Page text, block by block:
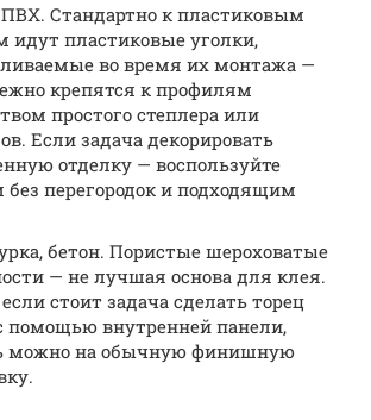
Стандартно к пластиковым
идут пластиковые уголки,
во время их монтажа —
крепятся к профилям
простого степлера или
Если задача декорировать
отделку — воспользуйте
без перегородок и подходящим
бетон. Пористые шероховатые
— не лучшая основа для клея.
стоит задача сделать торец
помощью внутренней панели,
можно на обычную финишную